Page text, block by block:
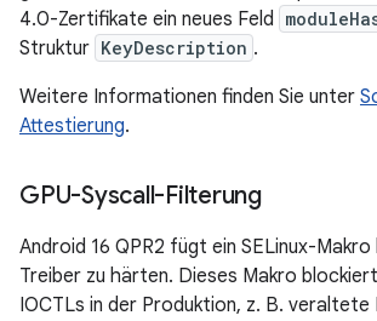
4.0-Zertifikate ein neues Feld
Struktur KeyDescription .
Weitere Informationen finden Sie unter
Attestierung.
GPU-Syscall-Filterung
Android 16 QPR2 fügt ein SELinux-Makro
Treiber zu härten. Dieses Makro
IOCTLs in der Produktion, z. B. veraltete